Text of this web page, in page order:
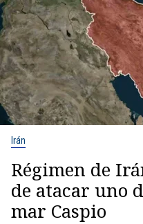
Irán
Régimen de
de atacar uno
mar Caspio